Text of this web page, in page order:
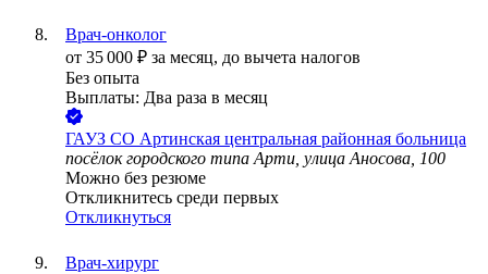
Врач-онколог
от 35 000 ₽ за месяц, до вычета налогов
Без опыта
Выплаты: Два раза в месяц
ГАУЗ СО Артинская центральная районная больница
посёлок городского типа Арти, улица Аносова, 100
Можно без резюме
Откликнитесь среди первых
Откликнуться
Врач-хирург